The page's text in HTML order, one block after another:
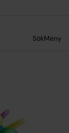
SökMeny